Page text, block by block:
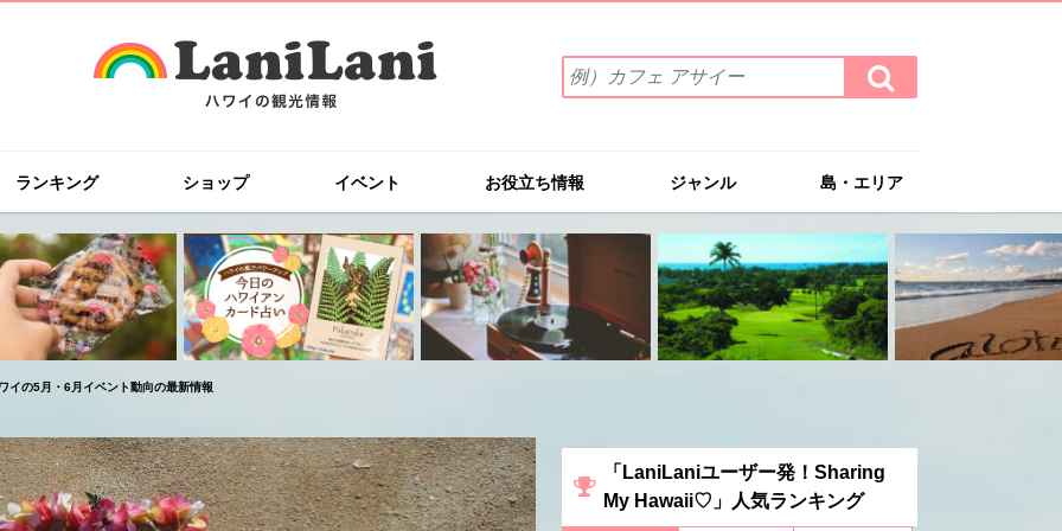
索
ワ
を
入
力
(例）
カ
フ
ェ
イ
ー
検
索
す
ランキング ショップ イベント お役立ち情報 ジャンル 島・エリア
イの5月・6月イベント動向の最新情報
「LaniLaniユーザー発！Sharing
My Hawaii♡」人気ランキング